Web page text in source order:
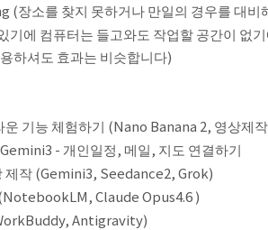
(장소를 찾지 못하거나 만일의 경우를 대비
기에 컴퓨터는 들고와도 작업할 공간이
하셔도 효과는 비슷합니다)
운 기능 체험하기 (Nano Banana 2, 영상제
- 개인일정, 메일, 지도 연결하기
제작 (Gemini3, Seedance2, Grok)
Claude Opus4.6 )
Antigravity)